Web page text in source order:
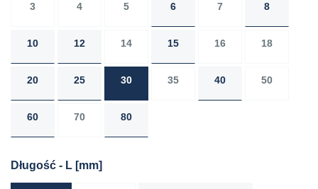
3 4 5 6 7 8
10 12 14 15 16 18
20 25 30 35 40 50
60 70 80
Długość - L [mm]